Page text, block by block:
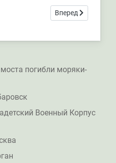
предотвратили крупный
Следующий:
Вперед
погибли моряки-
Военный Корпус